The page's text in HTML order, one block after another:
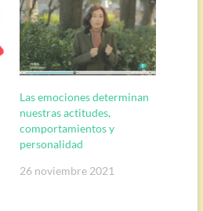
Las emociones determinan
nuestras actitudes,
comportamientos y
personalidad
26 noviembre 2021